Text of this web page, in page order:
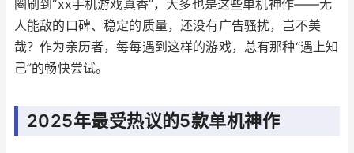
圈刷到“xx手机游戏真香”，大多也是这些单机神作——无
人能敌的口碑、稳定的质量，还没有广告骚扰，岂不美
哉？作为亲历者，每每遇到这样的游戏，总有那种“遇上知
己”的畅快尝试。
2025年最受热议的5款单机神作